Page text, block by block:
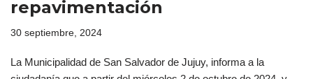
repavimentación
30 septiembre, 2024
La Municipalidad de San Salvador de Jujuy, informa a la